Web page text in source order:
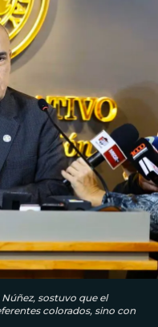
sostuvo que el
colorados, sino con